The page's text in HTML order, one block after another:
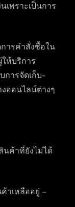
พราะเป็นการ
ารคำสั่งซื้อใน
ห้บริการ
การจัดเก็บ-
ออนไลน์ต่างๆ
ค้าที่ยังไม่ได้
าเหลืออยู่ –